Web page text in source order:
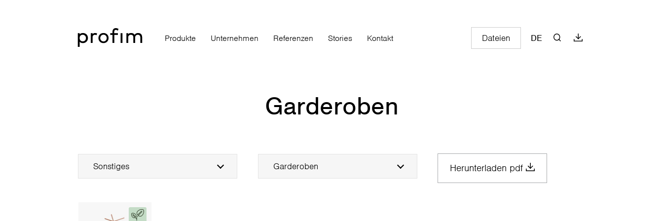
Produkte Unternehmen Referenzen Stories Kontakt Dateien DE
Garderoben
Sonstiges Garderoben Herunterladen pdf